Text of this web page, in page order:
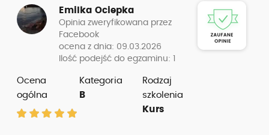
Emilka Ociepka
Opinia zweryfikowana przez
Facebook
ocena z dnia: 09.03.2026
Ilość podejść do egzaminu: 1
Ocena
ogólna
Kategoria
B
Rodzaj
szkolenia
Kurs